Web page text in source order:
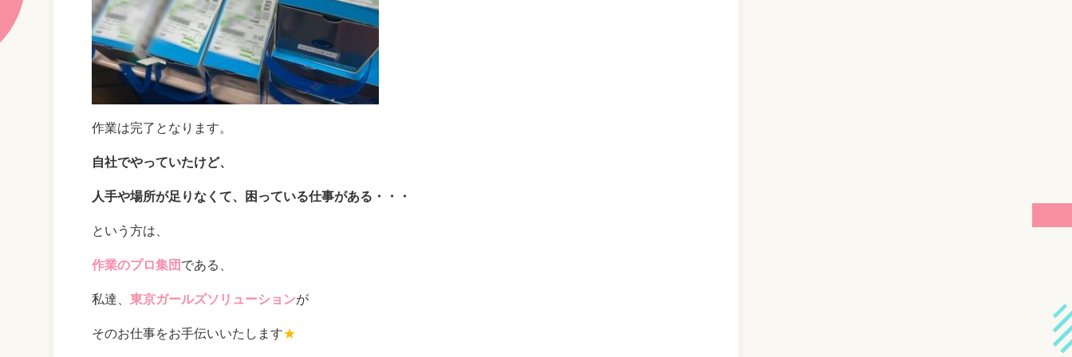
作業は完了となります。
自社でやっていたけど、
人手や場所が足りなくて、困っている仕事がある・・・
という方は、
作業のプロ集団 である、
私達、東京ガールズソリューションが
そのお仕事をお手伝いいたします★